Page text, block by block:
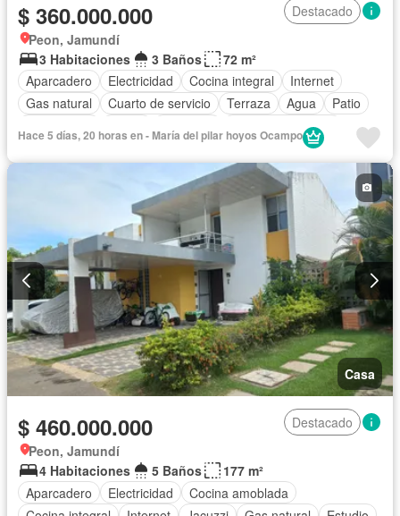
$ 360.000.000
Destacado
Peon, Jamundí
3 Habitaciones
3 Baños
72 m²
Aparcadero
Electricidad Cocina integral
Internet
Gas natural
Cuarto de servicio Terraza Agua
Patio
Seguridad privada
Hace 5 días, 20 horas en - María del pilar hoyos Ocampo
Casa
$ 460.000.000
Destacado
Peon, Jamundí
4 Habitaciones
5 Baños
177 m²
Aparcadero
Electricidad
Cocina amoblada